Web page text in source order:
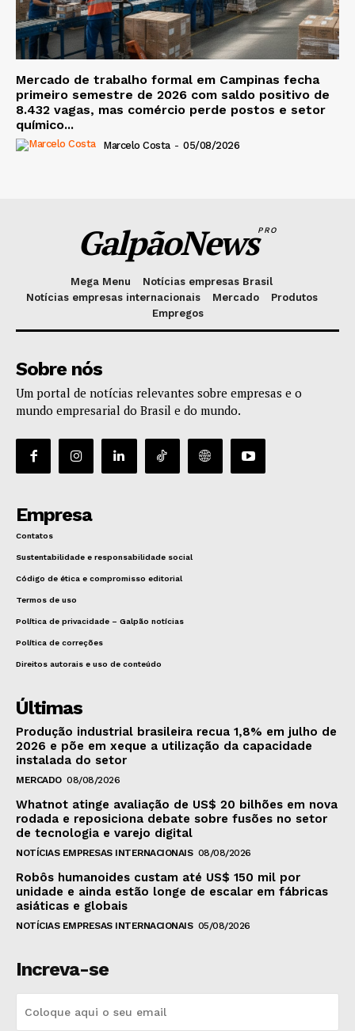
Mercado de trabalho formal em Campinas fecha
primeiro semestre de 2026 com saldo positivo de
8.432 vagas, mas comércio perde postos e setor
químico...
Marcelo Costa - 05/08/2026
GalpãoNewsPRO
Mega Menu
Notícias empresas Brasil
Notícias empresas internacionais
Mercado
Produtos
Empregos
Sobre nós
Um portal de notícias relevantes sobre empresas e o
mundo empresarial do Brasil e do mundo.
Empresa
Contatos
Sustentabilidade e responsabilidade social
Código de ética e compromisso editorial
Termos de uso
Política de privacidade – Galpão notícias
Política de correções
Direitos autorais e uso de conteúdo
Últimas
Produção industrial brasileira recua 1,8% em julho de
2026 e põe em xeque a utilização da capacidade
instalada do setor
MERCADO 08/08/2026
Whatnot atinge avaliação de US$ 20 bilhões em nova
rodada e reposiciona debate sobre fusões no setor
de tecnologia e varejo digital
NOTÍCIAS EMPRESAS INTERNACIONAIS 08/08/2026
Robôs humanoides custam até US$ 150 mil por
unidade e ainda estão longe de escalar em fábricas
asiáticas e globais
NOTÍCIAS EMPRESAS INTERNACIONAIS 05/08/2026
Increva-se